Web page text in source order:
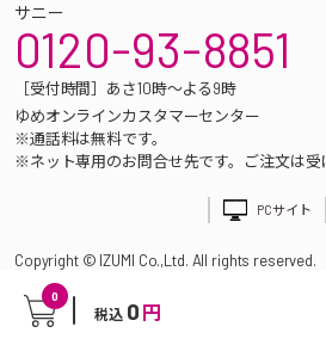
0
税込 0 円
サニー
0120-93-8851
［受付時間］あさ10時～よる9時
ゆめオンラインカスタマーセンター
※通話料は無料です。
※ネット専用のお問合せ先です。ご注文は受
PCサイト
Copyright © IZUMI Co.,Ltd. All rights reserved.